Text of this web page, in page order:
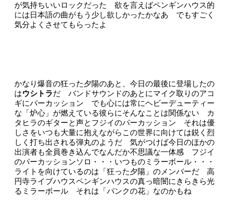
が気持ちいいロックだった 欲を言えばペンギンハウス的
には日本語の曲がもう少し欲しかったかなあ でもすごく
気分よくさせてもらったよ
かなり爆音の狂った夕陽のあと、今日の最後に登場したの
はウシトラだ バンドサウンドのあとにマイク取りのアコ
ギにパーカッション でも心には常にヘビーデューティー
な「炉心」が燃えている彼らにそんなことは関係ない カ
タヒラのギターと声とフジイのパーカッション それは優
しさをいつも大量に抱えながらこの世界に向けては鋭く烈
しく打ち出される弾丸のようだ 気がつけば今日のほかの
出演者も全員巻き込んでなんだか不思議な一体感 フジイ
のパーカッションソロ・・・いつものミラーボール・・・
ライトを向けているのは「狂った夕陽」のメンバーだ 高
円寺ライブハウスペンギンハウスの真っ暗闇にきらきら光
るミラーボール それは「パンクの花」なのかもね